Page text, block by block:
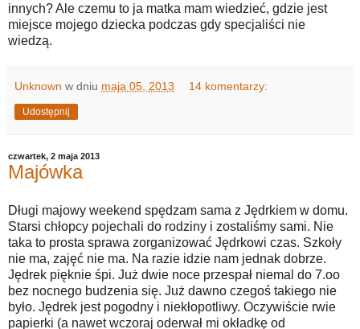
innych? Ale czemu to ja matka mam wiedzieć, gdzie jest
miejsce mojego dziecka podczas gdy specjaliści nie
wiedzą.
Unknown w dniu maja 05, 2013 14 komentarzy:
Udostępnij
czwartek, 2 maja 2013
Majówka
Długi majowy weekend spędzam sama z Jędrkiem w domu.
Starsi chłopcy pojechali do rodziny i zostaliśmy sami. Nie
taka to prosta sprawa zorganizować Jędrkowi czas. Szkoły
nie ma, zajęć nie ma. Na razie idzie nam jednak dobrze.
Jędrek pięknie śpi. Już dwie noce przespał niemal do 7.oo
bez nocnego budzenia się. Już dawno czegoś takiego nie
było. Jędrek jest pogodny i niekłopotliwy. Oczywiście rwie
papierki (a nawet wczoraj oderwał mi okładkę od